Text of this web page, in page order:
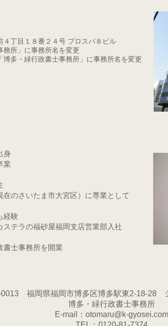
丁目１８番２４号 プロスパ８ビル
所」に事務所名を変更
・緑行政書士事務所」に事務所名を変更
身
業
在のさいたま市大宮区）に専業として
経験
テラの福砂屋福岡支店営業部入社
書士事務所を開業
0013 福岡県福岡市博多区博多駅東2-18-28
博多・緑行政書士事務所
E-mail： otomaru@k-gyosei.com